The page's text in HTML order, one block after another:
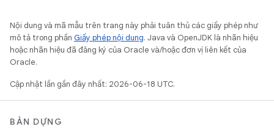
Nội dung và mã mẫu trên trang này phải tuân thủ các giấy phép như
mô tả trong phần Giấy phép nội dung. Java và OpenJDK là nhãn hiệu
hoặc nhãn hiệu đã đăng ký của Oracle và/hoặc đơn vị liên kết của
Oracle.
Cập nhật lần gần đây nhất: 2026-06-18 UTC.
BẢN DỰNG